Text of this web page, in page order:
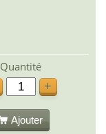
Quantité
+
Ajouter